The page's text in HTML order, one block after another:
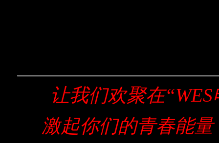
让我们欢聚在“WES
激起你们的青春能